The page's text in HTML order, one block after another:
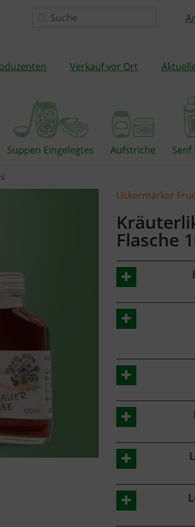
Verkauf vor Ort
Suppen Eingelegtes Aufstriche Senf
Uckermärker
Flasche